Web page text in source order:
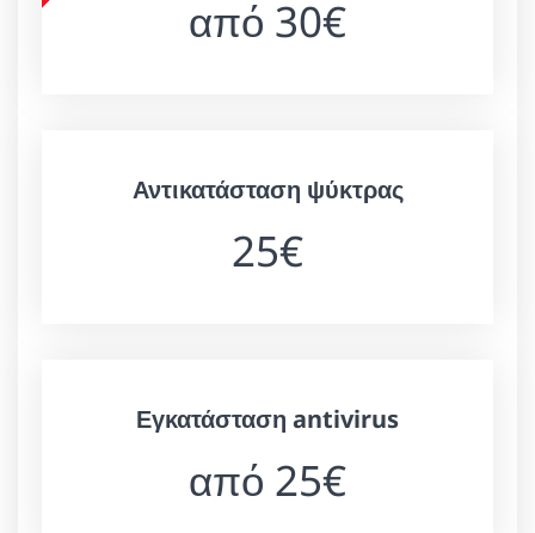
από 30€
Αντικατάσταση ψύκτρας
25€
Εγκατάσταση antivirus
από 25€